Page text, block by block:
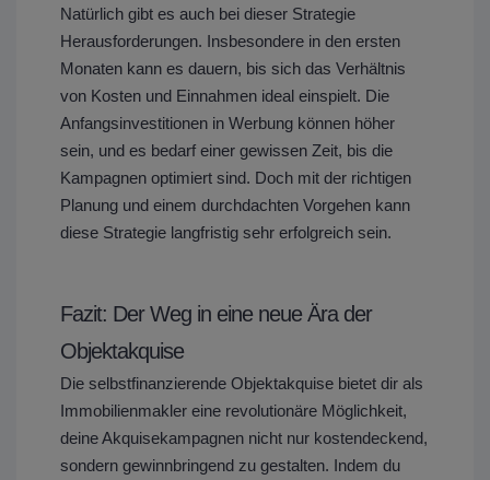
Natürlich gibt es auch bei dieser Strategie
Herausforderungen. Insbesondere in den ersten
Monaten kann es dauern, bis sich das Verhältnis
von Kosten und Einnahmen ideal einspielt. Die
Anfangsinvestitionen in Werbung können höher
sein, und es bedarf einer gewissen Zeit, bis die
Kampagnen optimiert sind. Doch mit der richtigen
Planung und einem durchdachten Vorgehen kann
diese Strategie langfristig sehr erfolgreich sein.
Fazit: Der Weg in eine neue Ära der
Objektakquise
Die selbstfinanzierende Objektakquise bietet dir als
Immobilienmakler eine revolutionäre Möglichkeit,
deine Akquisekampagnen nicht nur kostendeckend,
sondern gewinnbringend zu gestalten. Indem du